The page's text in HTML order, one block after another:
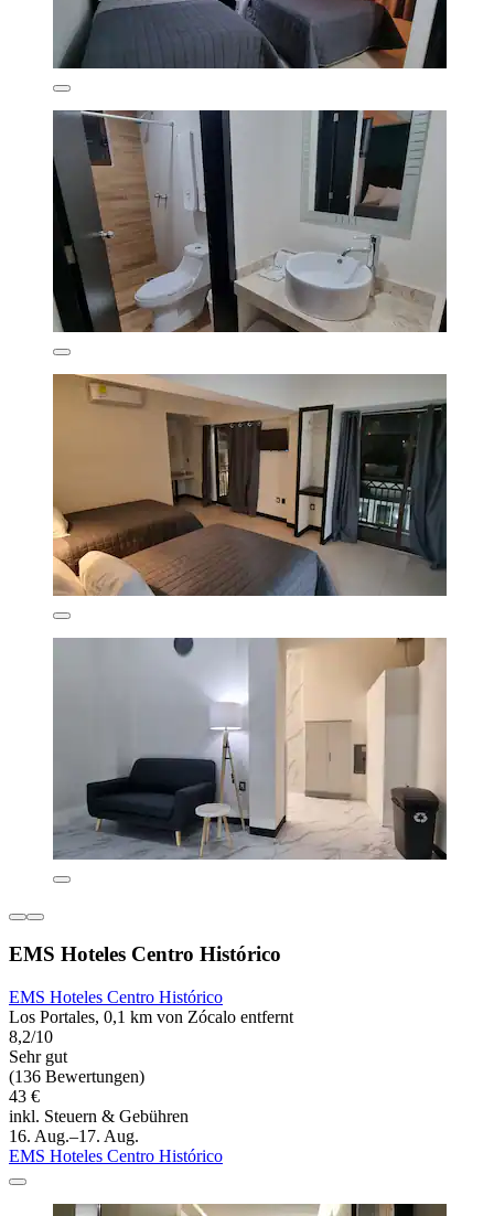
EMS Hoteles Centro Histórico
EMS Hoteles Centro Histórico
Los Portales, 0,1 km von Zócalo entfernt
8,2/10
Sehr gut
(136 Bewertungen)
43 €
inkl. Steuern & Gebühren
16. Aug.–17. Aug.
EMS Hoteles Centro Histórico